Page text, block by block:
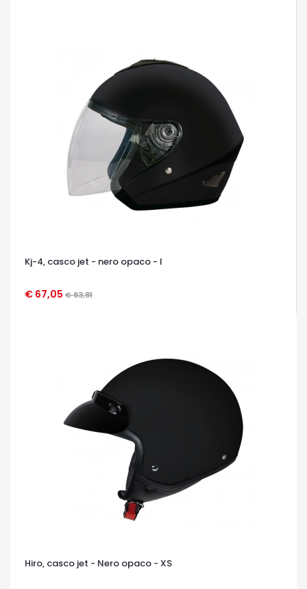
Kj-4, casco jet - nero opaco - l
€ 67,05 € 83,81
OCCHIATA VELOCE
Hiro, casco jet - Nero opaco - XS